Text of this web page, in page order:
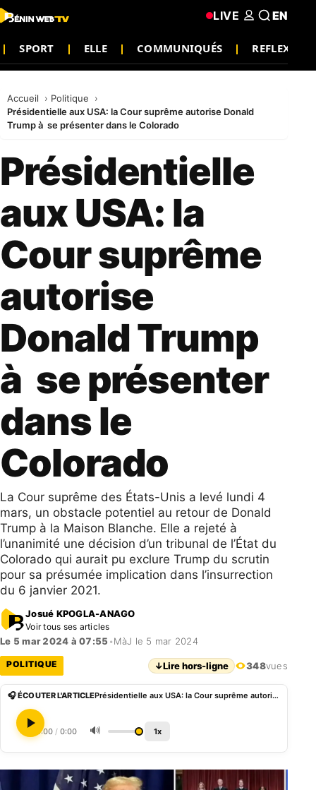
SPORT ELLE COMMUNIQUÉS REFLEXION
LIVE EN
Accueil
Politique
Présidentielle aux USA: la Cour suprême autorise Donald
Trump à se présenter dans le Colorado
Présidentielle
aux USA: la
Cour suprême
autorise
Donald Trump
à se présenter
dans le
Colorado
La Cour suprême des États-Unis a levé lundi 4
mars, un obstacle potentiel au retour de Donald
Trump à la Maison Blanche. Elle a rejeté à
l’unanimité une décision d’un tribunal de l’État du
Colorado qui aurait pu exclure Trump du scrutin
pour sa présumée implication dans l’insurrection
du 6 janvier 2021.
Josué KPOGLA-ANAGO
Voir tous ses articles
Le 5 mar 2024 à 07:55 •MàJ le 5 mar 2024
POLITIQUE ↓Lire hors-ligne 348vues
🎧 ÉCOUTER L'ARTICLE Présidentielle aux USA: la Cour suprême autorise Donald Trump à se présenter dans le Colorado
0:00 / 0:00 🔊 1x